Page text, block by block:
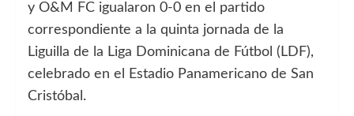
y O&M FC igualaron 0-0 en el partido
correspondiente a la quinta jornada de la
Liguilla de la Liga Dominicana de Fútbol (LDF),
celebrado en el Estadio Panamericano de San
Cristóbal.